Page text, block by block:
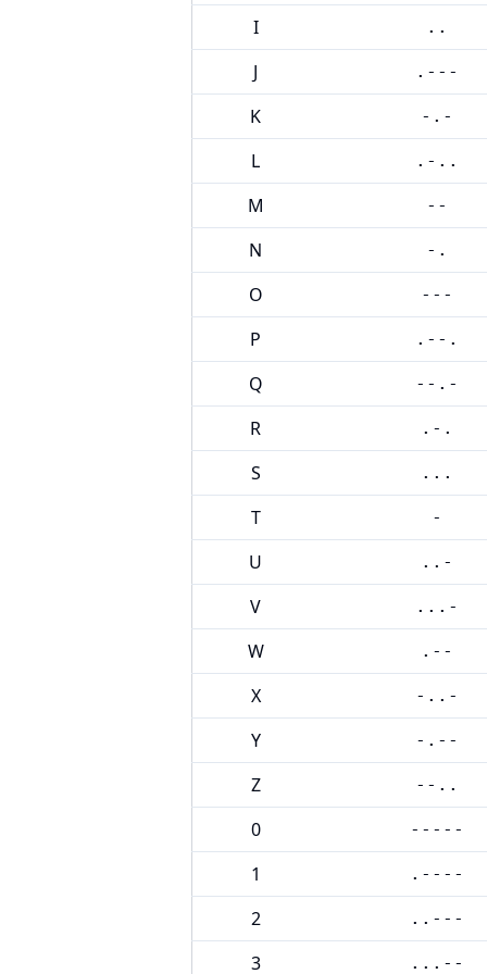
I ..
J .---
K -.-
L .-..
M --
N -.
O ---
P .--.
Q --.-
R .-.
S ...
T -
U ..-
V ...-
W .--
X -..-
Y -.--
Z --..
0 -----
1 .----
2 ..---
3 ...--